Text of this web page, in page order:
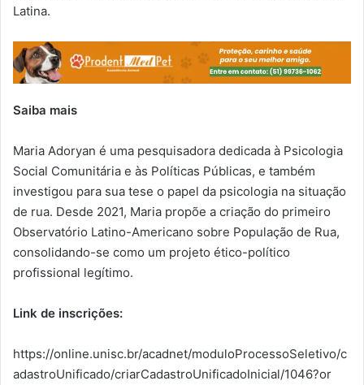
Latina.
Saiba mais
Maria Adoryan é uma pesquisadora dedicada à Psicologia
Social Comunitária e às Políticas Públicas, e também
investigou para sua tese o papel da psicologia na situação
de rua. Desde 2021, Maria propõe a criação do primeiro
Observatório Latino-Americano sobre População de Rua,
consolidando-se como um projeto ético-político
profissional legítimo.
Link de inscrições:
https://online.unisc.br/acadnet/moduloProcessoSeletivo/c
adastroUnificado/criarCadastroUnificadoInicial/1046?or